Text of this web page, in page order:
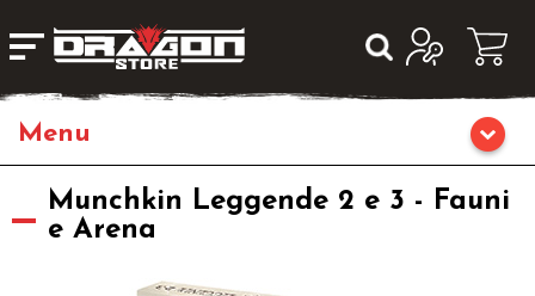
Giochi da Tavolo
Munchkin Leggende 2 e 3 - Fauni
e Arena